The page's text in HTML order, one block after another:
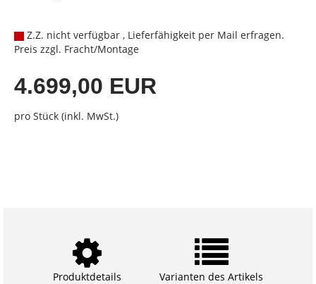
Z.Z. nicht verfügbar , Lieferfähigkeit per Mail erfragen.
Preis zzgl. Fracht/Montage
4.699,00 EUR
pro Stück (inkl. MwSt.)
Produktdetails Varianten des Artikels